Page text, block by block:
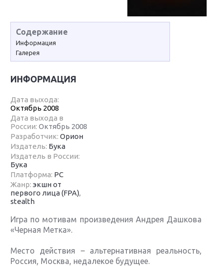
Содержание
Информация
Галерея
ИНФОРМАЦИЯ
Дата выхода:
Октябрь 2008
Дата выхода в
России:Октябрь 2008
Разработчик:Орион
Издатель: Бука
Издатель в России:
Бука
Платформа: PC
Жанр:экшн от
первого лица (FPA),
stealth
Игра по мотивам произведения Андрея Дашкова
«Черная Метка».
Место действия – альтернативная реальность,
Россия, Москва, недалекое будущее.